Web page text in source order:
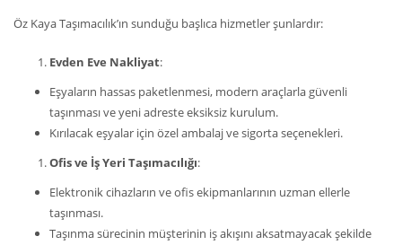
Öz Kaya Taşımacılık’ın sunduğu başlıca hizmetler şunlardır:
Evden Eve Nakliyat:
Eşyaların hassas paketlenmesi, modern araçlarla güvenli
taşınması ve yeni adreste eksiksiz kurulum.
Kırılacak eşyalar için özel ambalaj ve sigorta seçenekleri.
Ofis ve İş Yeri Taşımacılığı:
Elektronik cihazların ve ofis ekipmanlarının uzman ellerle
taşınması.
Taşınma sürecinin müşterinin iş akışını aksatmayacak şekilde